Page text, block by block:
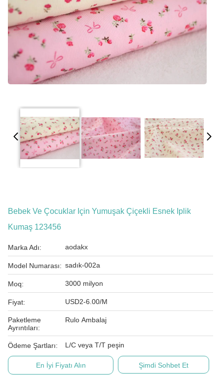
Bebek Ve Çocuklar Için Yumuşak Çiçekli Esnek Iplik
Kumaş 123456
Marka Adı: aodakx
Model Numarası: sadık-002a
Moq: 3000 milyon
Fiyat: USD2-6.00/M
Paketleme
Ayrıntıları:
Rulo Ambalaj
Ödeme Şartları: L/C veya T/T peşin
En İyi Fiyatı Alın Şimdi Sohbet Et